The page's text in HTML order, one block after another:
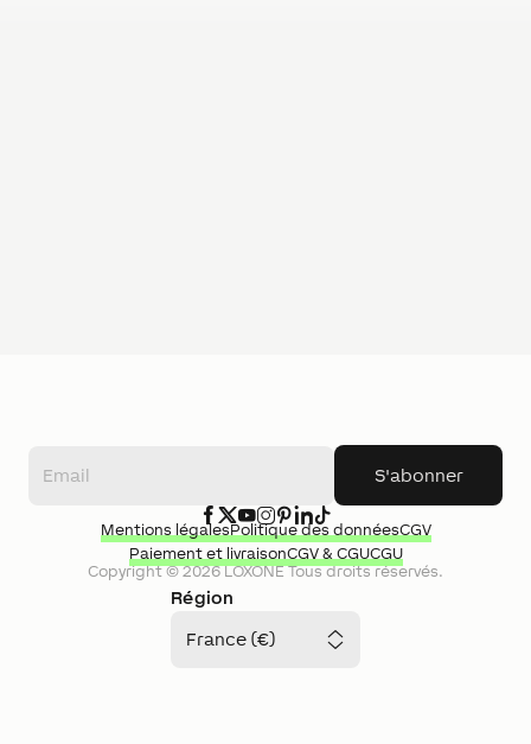
S'abonner
Région
France (€)
Copyright ©2026LOXONETous droits réservés.
Mentions légalesPolitique des donnéesCGV
Paiement et livraisonCGV & CGUCGU